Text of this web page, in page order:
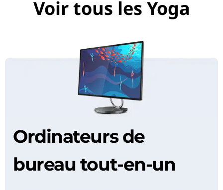
Voir tous les Yoga
Ordinateurs de
bureau tout-en-un